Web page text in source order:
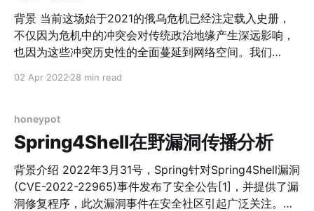
鸡数最高达到1.5万台，累计感染肉鸡数达到6.2万。每日
境内上线肉鸡数情况如下。 Netlab按： 根据国外合作伙
伴的数据，我们估算该家族全球日活肉鸡数量应该在
前三位的分别为山东省（12.9%）、辽宁省（11.8%）和浙
背景 当前这场始于2021的俄乌危机已经注定载入史册，
不仅因为危机中的冲突会对传统政治地缘产生深远影响，
也因为这些冲突历史性的全面蔓延到网络空间。我们
现冲突中各利益相关方采取的行动和反制行动，希望有利
本文中的观察分析基于网络资产的SSL证书数据库
CertDB，它是360Netlab 运营的网络空间基础数据之
一，它采集了几乎全部活跃的网络空间中的网站证书。证
书是整个现代webPKI系统的最核心的部分之一。如果说
DNS数据标识了网络资产的地址，那么证书就是网络资产
的身份证。丢失或者没有证书数据，就没有办法证
02 Apr 2022 28 min read
honeypot
Spring4Shell在野漏洞传播分析
背景介绍 2022年3月31号，Spring针对Spring4Shell漏洞
(CVE-2022-22965)事件发布了安全公告[1]，并提供了漏
洞修复程序，此次漏洞事件在安全社区引起广泛关注。